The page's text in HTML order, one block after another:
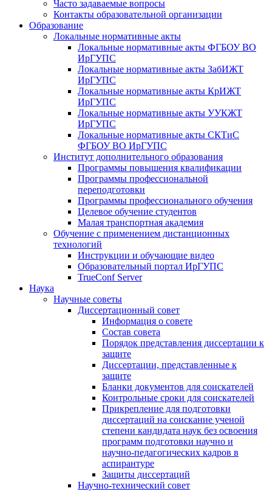
Часто задаваемые вопросы
Контакты образовательной организации
Образование
Локальные нормативные акты
Локальные нормативные акты ФГБОУ ВО
ИрГУПС
Локальные нормативные акты ЗабИЖТ
ИрГУПС
Локальные нормативные акты КрИЖТ
ИрГУПС
Локальные нормативные акты УУКЖТ
ИрГУПС
Локальные нормативные акты СКТиС
ФГБОУ ВО ИрГУПС
Институт дополнительного образования
Программы повышения квалификации
Программы профессиональной
переподготовки
Программы профессионального обучения
Целевое обучение студентов
Малая транспортная академия
Обучение с применением дистанционных
технологий
Инструкции и обучающие видео
Образовательный портал ИрГУПС
TrueConf Server
Наука
Научные советы
Диссертационный совет
Информация о совете
Состав совета
Порядок представления диссертации к
защите
Диссертации, представленные к
защите
Бланки документов для соискателей
Контрольные сроки для соискателей
Прикрепление для подготовки
диссертаций на соискание ученой
степени кандидата наук без освоения
программ подготовки научно и
научно-педагогических кадров в
аспирантуре
Защиты диссертаций
Научно-технический совет